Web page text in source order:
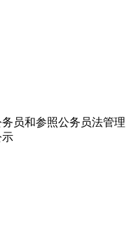
员和参照公务员法管理
示